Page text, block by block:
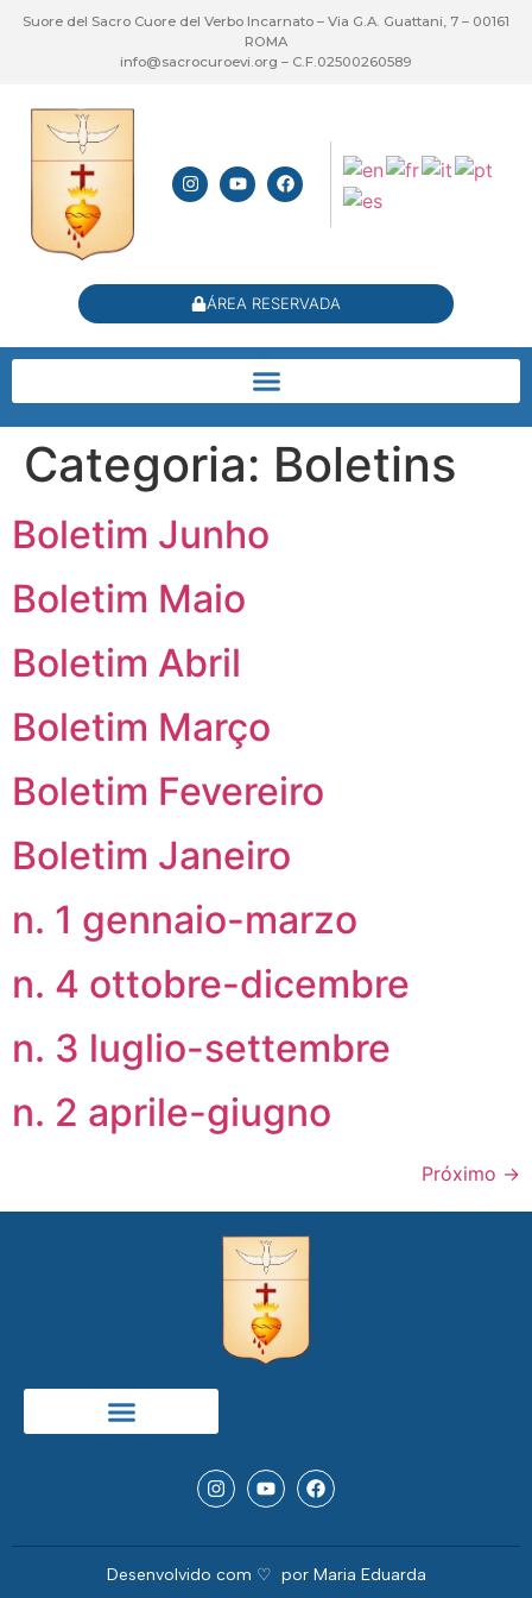
Suore del Sacro Cuore del Verbo Incarnato – Via G.A. Guattani, 7 – 00161
ROMA
info@sacrocuroevi.org – C.F.02500260589
ÁREA RESERVADA
Categoria: Boletins
Boletim Junho
Boletim Maio
Boletim Abril
Boletim Março
Boletim Fevereiro
Boletim Janeiro
n. 1 gennaio-marzo
n. 4 ottobre-dicembre
n. 3 luglio-settembre
n. 2 aprile-giugno
Próximo →
Desenvolvido com ♡ ‎ ︎por Maria Eduarda